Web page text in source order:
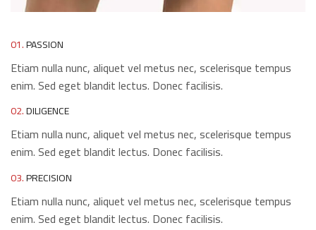
01.PASSION
Etiam nulla nunc, aliquet vel metus nec, scelerisque tempus
enim. Sed eget blandit lectus. Donec facilisis.
02.DILIGENCE
Etiam nulla nunc, aliquet vel metus nec, scelerisque tempus
enim. Sed eget blandit lectus. Donec facilisis.
03.PRECISION
Etiam nulla nunc, aliquet vel metus nec, scelerisque tempus
enim. Sed eget blandit lectus. Donec facilisis.